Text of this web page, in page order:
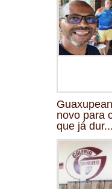
novo para
que já dur...